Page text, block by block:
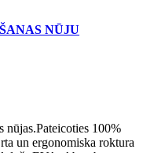
NŪJU
100%
un ergonomiska roktura